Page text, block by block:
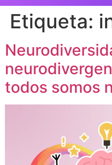
Etiqueta:
todos somos